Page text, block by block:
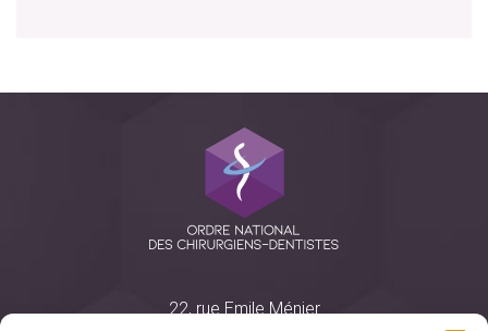
22, rue Emile Ménier